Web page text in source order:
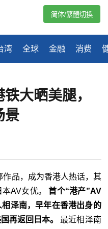
湾 全球 金融 消费
简体/繁體切換
大晒美腿，
景
品，成为香港人热话，其
本AV女优。首个“港产”AV
泽南，早年在香港出身的
再返回日本。最近相泽南